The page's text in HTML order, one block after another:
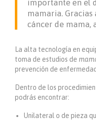
importante en el
mamaria.
cáncer de mama,
La alta tecnología en
toma de estudios de
prevención de
Dentro de los
podrás encontrar:
Unilateral o de pieza